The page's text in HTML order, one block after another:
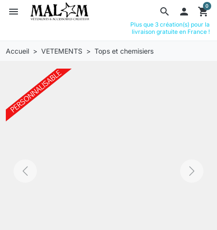
search
menu  shopping_cart
0
Plus que 3 création(s) pour la
livraison gratuite en France !
Accueil VETEMENTS Tops et chemisiers
Previous Next